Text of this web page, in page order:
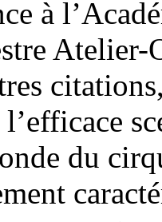
à
l’efficace
du